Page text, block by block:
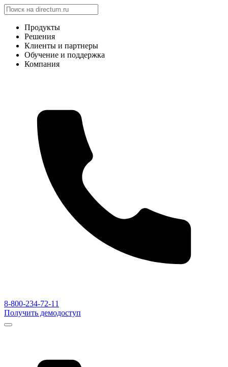
Продукты
Решения
Клиенты и партнеры
Обучение и поддержка
Компания
8-800-234-72-11
Получить демодоступ